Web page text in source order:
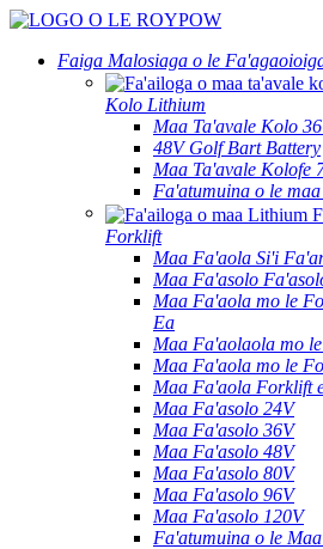
Faiga Malosiaga o le
Kolo Lithium
Maa Ta'avale Kolo
48V Golf Bart Battery
Maa Ta'avale Kolofe
Fa'atumuina o le
Forklift
Maa Fa'aola Si'i
Maa Fa'asolo
Maa Fa'aola mo le
Ea
Maa Fa'aolaola mo
Maa Fa'aola mo le
Maa Fa'aola Forklift
Maa Fa'asolo 24V
Maa Fa'asolo 36V
Maa Fa'asolo 48V
Maa Fa'asolo 80V
Maa Fa'asolo 96V
Maa Fa'asolo 120V
Fa'atumuina o le